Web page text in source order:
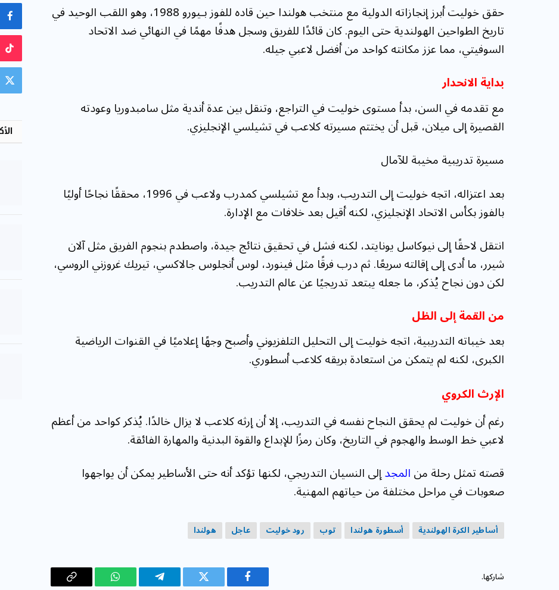
حقق خوليت أبرز إنجازاته الدولية مع منتخب هولندا حين قاده للفوز بـيورو 1988، وهو اللقب الوحيد في
تاريخ الطواحين الهولندية حتى اليوم. كان قائدًا للفريق وسجل هدفًا مهمًا في النهائي ضد الاتحاد
السوفيتي، مما عزز مكانته كواحد من أفضل لاعبي جيله.
بداية الانحدار
مع تقدمه في السن، بدأ مستوى خوليت في التراجع، وتنقل بين عدة أندية مثل سامبدوريا وعودته
القصيرة إلى ميلان، قبل أن يختتم مسيرته كلاعب في تشيلسي الإنجليزي.
مسيرة تدريبية مخيبة للآمال
بعد اعتزاله، اتجه خوليت إلى التدريب، وبدأ مع تشيلسي كمدرب ولاعب في 1996، محققًا نجاحًا أوليًا
بالفوز بكأس الاتحاد الإنجليزي، لكنه أقيل بعد خلافات مع الإدارة.
انتقل لاحقًا إلى نيوكاسل يونايتد، لكنه فشل في تحقيق نتائج جيدة، واصطدم بنجوم الفريق مثل آلان
شيرر، ما أدى إلى إقالته سريعًا. ثم درب فرقًا مثل فينورد، لوس أنجلوس جالاكسي، تيريك غروزني الروسي،
لكن دون نجاح يُذكر، ما جعله يبتعد تدريجيًا عن عالم التدريب.
من القمة إلى الظل
بعد خيباته التدريبية، اتجه خوليت إلى التحليل التلفزيوني وأصبح وجهًا إعلاميًا في القنوات الرياضية
الكبرى، لكنه لم يتمكن من استعادة بريقه كلاعب أسطوري.
الإرث الكروي
رغم أن خوليت لم يحقق النجاح نفسه في التدريب، إلا أن إرثه كلاعب لا يزال خالدًا. يُذكر كواحد من أعظم
لاعبي خط الوسط والهجوم في التاريخ، وكان رمزًا للإبداع والقوة البدنية والمهارة الفائقة.
قصته تمثل رحلة منالمجدإلى النسيان التدريجي، لكنها تؤكد أنه حتى الأساطير يمكن أن يواجهوا
صعوبات في مراحل مختلفة من حياتهم المهنية.
أساطير الكرة الهولندية أسطورة هولندا توب رود خوليت عاجل هولندا
شاركها.
فيسبوك تويتر تيلقرام واتساب
Copy